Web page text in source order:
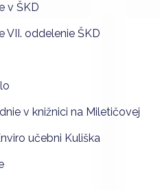
v ŠKD
VII. oddelenie ŠKD
v knižnici na Miletičovej
učebni Kuliška